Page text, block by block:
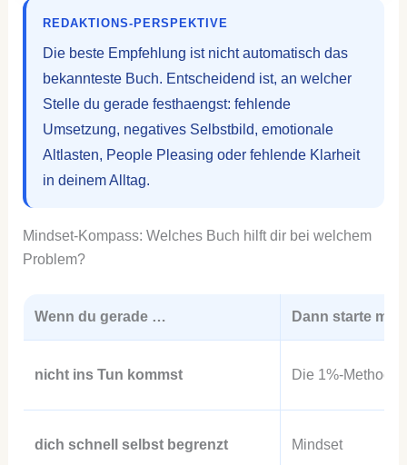
REDAKTIONS-PERSPEKTIVE
Die beste Empfehlung ist nicht automatisch das
bekannteste Buch. Entscheidend ist, an welcher
Stelle du gerade festhaengst: fehlende
Umsetzung, negatives Selbstbild, emotionale
Altlasten, People Pleasing oder fehlende Klarheit
in deinem Alltag.
Mindset-Kompass: Welches Buch hilft dir bei welchem
Problem?
Wenn du gerade … Dann starte mit
nicht ins Tun kommst Die 1%-Methode
dich schnell selbst begrenzt Mindset